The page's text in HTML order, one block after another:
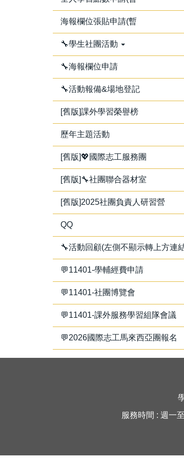
海報欄位張貼申請(暫
🔧學生社團活動
🔧海報欄位申請
🔧活動報備&場地登記
[舊版]課外學習榮譽榜
歷年主題活動
[舊版]💖國際志工服務團
[舊版]🔧社團聯合器材室
[舊版]2025社團負責人研習營
QQ
🔧活動回顧(左側不顯示轉上方連
💬11401-學輔經費申請
💬11401-社團博覽會
💬11401-課外服務學習組隊會議
💬2026國際志工馬來西亞團報名
服務時間 : 週一